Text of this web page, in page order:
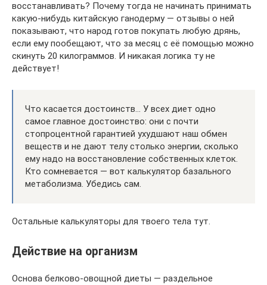
восстанавливать? Почему тогда не начинать принимать
какую-нибудь китайскую ганодерму — отзывы о ней
показывают, что народ готов покупать любую дрянь,
если ему пообещают, что за месяц с её помощью можно
скинуть 20 килограммов. И никакая логика ту не
действует!
Что касается достоинств… У всех диет одно
самое главное достоинство: они с почти
стопроцентной гарантией ухудшают наш обмен
веществ и не дают телу столько энергии, сколько
ему надо на восстановление собственных клеток.
Кто сомневается — вот калькулятор базального
метаболизма. Убедись сам.
Остальные калькуляторы для твоего тела тут.
Действие на организм
Основа белково-овощной диеты — раздельное